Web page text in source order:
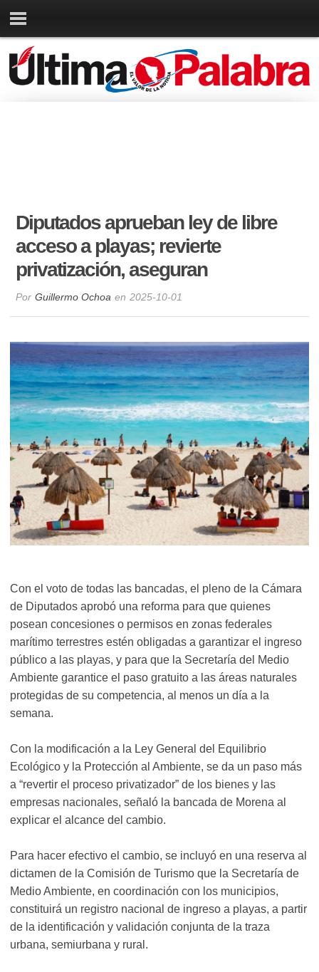
Diputados aprueban ley de libre
acceso a playas; revierte
privatización, aseguran
Por Guillermo Ochoa en 2025-10-01
Con el voto de todas las bancadas, el pleno de la Cámara
de Diputados aprobó una reforma para que quienes
posean concesiones o permisos en zonas federales
marítimo terrestres estén obligadas a garantizar el ingreso
público a las playas, y para que la Secretaría del Medio
Ambiente garantice el paso gratuito a las áreas naturales
protegidas de su competencia, al menos un día a la
semana.
Con la modificación a la Ley General del Equilibrio
Ecológico y la Protección al Ambiente, se da un paso más
a “revertir el proceso privatizador” de los bienes y las
empresas nacionales, señaló la bancada de Morena al
explicar el alcance del cambio.
Para hacer efectivo el cambio, se incluyó en una reserva al
dictamen de la Comisión de Turismo que la Secretaría de
Medio Ambiente, en coordinación con los municipios,
constituirá un registro nacional de ingreso a playas, a partir
de la identificación y validación conjunta de la traza
urbana, semiurbana y rural.